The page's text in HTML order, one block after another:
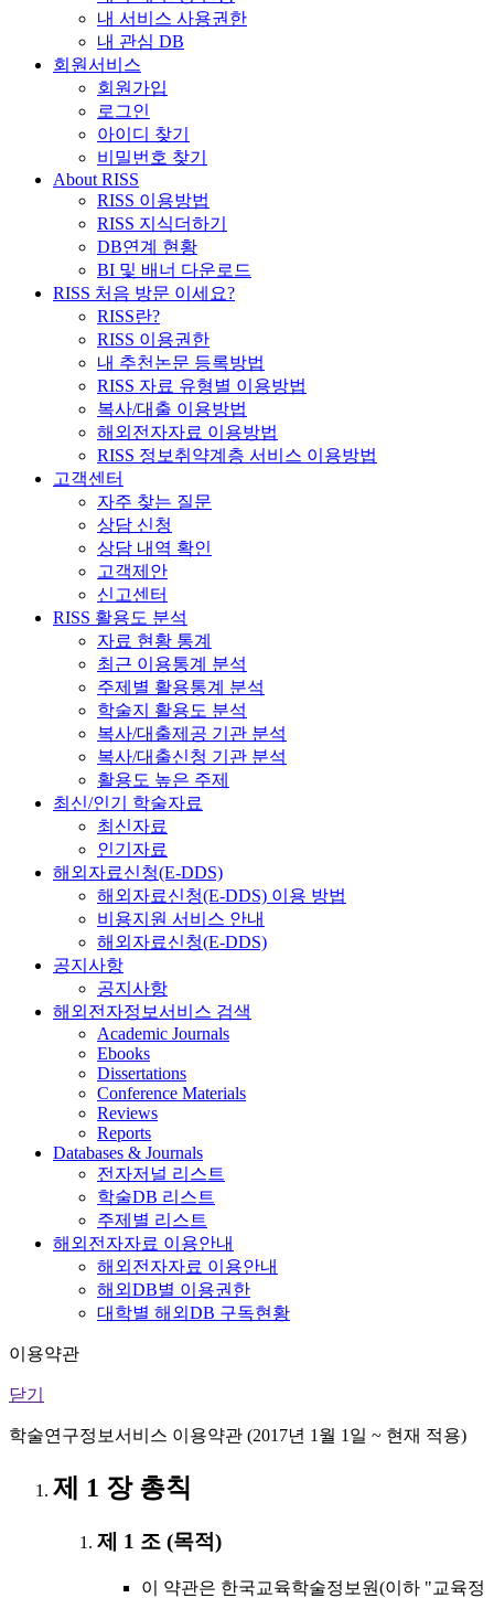
내 서비스 사용권한
내 관심 DB
회원서비스
회원가입
로그인
아이디 찾기
비밀번호 찾기
About RISS
RISS 이용방법
RISS 지식더하기
DB연계 현황
BI 및 배너 다운로드
RISS 처음 방문 이세요?
RISS란?
RISS 이용권한
내 추천논문 등록방법
RISS 자료 유형별 이용방법
복사/대출 이용방법
해외전자자료 이용방법
RISS 정보취약계층 서비스 이용방법
고객센터
자주 찾는 질문
상담 신청
상담 내역 확인
고객제안
신고센터
RISS 활용도 분석
자료 현황 통계
최근 이용통계 분석
주제별 활용통계 분석
학술지 활용도 분석
복사/대출제공 기관 분석
복사/대출신청 기관 분석
활용도 높은 주제
최신/인기 학술자료
최신자료
인기자료
해외자료신청(E-DDS)
해외자료신청(E-DDS) 이용 방법
비용지원 서비스 안내
해외자료신청(E-DDS)
공지사항
공지사항
해외전자정보서비스 검색
Academic Journals
Ebooks
Dissertations
Conference Materials
Reviews
Reports
Databases & Journals
전자저널 리스트
학술DB 리스트
주제별 리스트
해외전자자료 이용안내
해외전자자료 이용안내
해외DB별 이용권한
대학별 해외DB 구독현황
이용약관
닫기
학술연구정보서비스 이용약관 (2017년 1월 1일 ~ 현재 적용)
제 1 장 총칙
제 1 조 (목적)
이 약관은 한국교육학술정보원(이하 "교육정